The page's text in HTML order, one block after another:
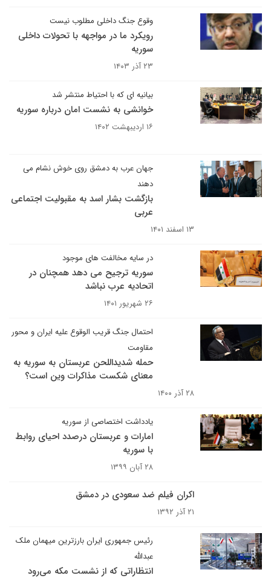
وقوع جنگ داخلی مطلوب نیست
رویکرد ما در مواجهه با تحولات داخلی
سوریه
۲۳ آذر ۱۴۰۳
بیانیه ای که با احتیاط منتشر شد
خوانشی به نشست امان درباره سوریه
۱۶ اردیبهشت ۱۴۰۲
جهان عرب به دمشق روی خوش نشام می
دهند
بازگشت بشار اسد به مقبولیت اجتماعی
عربی
۱۳ اسفند ۱۴۰۱
در سایه مخالفت های موجود
سوریه ترجیح می دهد همچنان در
اتحادیه عرب نباشد
۲۶ شهریور ۱۴۰۱
احتمال جنگ قریب الوقوع علیه ایران و محور
مقاومت
حمله شدیداللحن عربستان به سوریه به
معنای شکست مذاکرات وین است؟
۲۸ آذر ۱۴۰۰
یادداشت اختصاصی از سوریه
امارات و عربستان درصدد احیای روابط
با سوریه
۲۸ آبان ۱۳۹۹
اکران فیلم ضد سعودی در دمشق
۲۱ آذر ۱۳۹۲
رئیس جمهوری ایران بارزترین میهمان ملک
عبدالله
انتظاراتی که از نشست مکه می‌رود